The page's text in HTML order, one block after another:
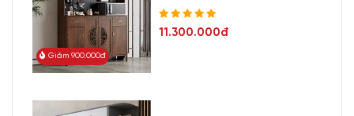
Giảm 900.000đ
11.300.000đ